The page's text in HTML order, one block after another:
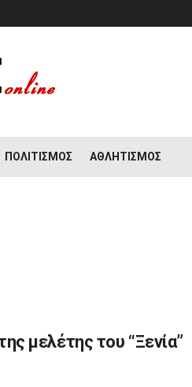
ΠΟΛΙΤΙΣΜΌΣ ΑΘΛΗΤΙΣΜΌΣ
μελέτης του “Ξενία”